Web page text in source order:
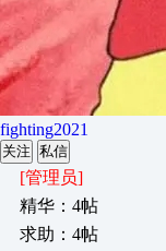
fighting2021
关注 私信
[管理员]
精华：4帖
求助：4帖